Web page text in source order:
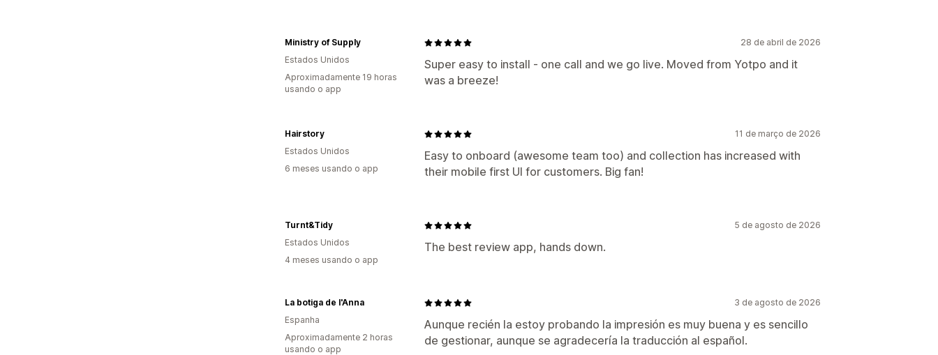
28 de abril de 2026
Super easy to install - one call and we go live. Moved from Yotpo and it
was a breeze!
Ministry of Supply
Estados Unidos
Aproximadamente 19 horas
usando o app
11 de março de 2026
Easy to onboard (awesome team too) and collection has increased with
their mobile first UI for customers. Big fan!
Hairstory
Estados Unidos
6 meses usando o app
5 de agosto de 2026
The best review app, hands down.
Turnt&Tidy
Estados Unidos
4 meses usando o app
3 de agosto de 2026
Aunque recién la estoy probando la impresión es muy buena y es sencillo
de gestionar, aunque se agradecería la traducción al español.
La botiga de l'Anna
Espanha
Aproximadamente 2 horas
usando o app